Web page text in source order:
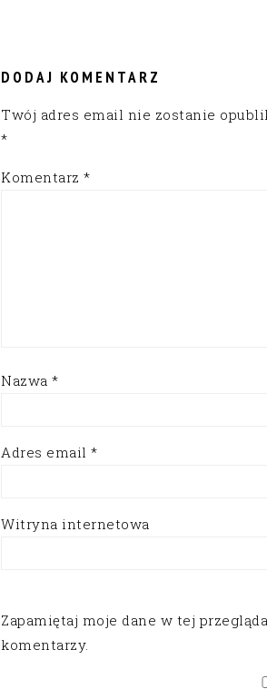
DODAJ KOMENTARZ
Twój adres email nie zostanie
*
Komentarz *
Nazwa *
Adres email *
Witryna internetowa
Zapamiętaj moje dane w tej
komentarzy.